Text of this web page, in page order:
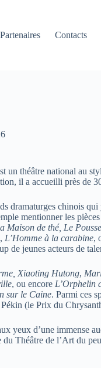
Partenaires Contacts
un théâtre national au
il a accueilli près de
dramaturges chinois
mentionner les
Maison de thé, Le
, L’Homme à la carabine,
de jeunes acteurs de
Xiaoting Hutong,
, ou encore L’Orphelin
sur le Caine. Parmi ces
(le Prix du
yeux d’une immense
Théâtre de l’Art du